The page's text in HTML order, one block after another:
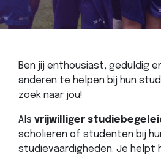
Ben jij enthousiast, geduldig
anderen te helpen bij hun
zoek naar jou!
Als vrijwilliger
scholieren of studenten bij
studievaardigheden. Je helpt